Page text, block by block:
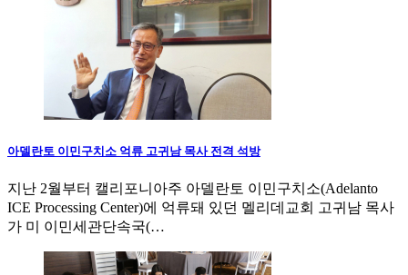
아델란토 이민구치소 억류 고귀남 목사 전격 석방
지난 2월부터 캘리포니아주 아델란토 이민구치소(Adelanto
ICE Processing Center)에 억류돼 있던 멜리데교회 고귀남 목사
가 미 이민세관단속국(…